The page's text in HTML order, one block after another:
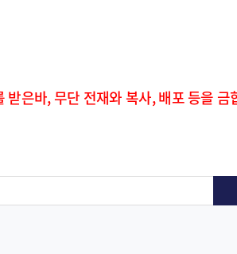
은바, 무단 전재와 복사, 배포 등을 금